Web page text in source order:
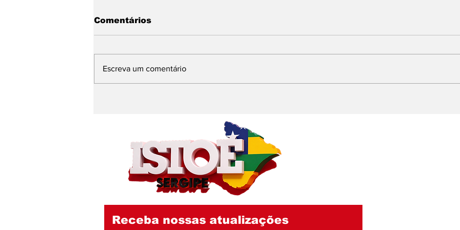
sucessão política em
São Domingos
empresário
Comentários
Escreva um comentário
Receba nossas atualizações